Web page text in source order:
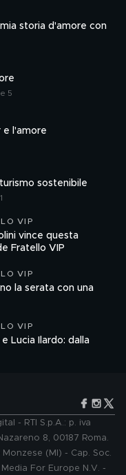
storia d'amore con
5
e l'amore
sostenibile
VIP
vince questa
Fratello VIP
VIP
la serata con una
VIP
Lucia Ilardo: dalla
- RTI S.p.A.: p. iva
8, 00187 Roma.
(MI) - Cap. Soc.
For Europe N.V. -